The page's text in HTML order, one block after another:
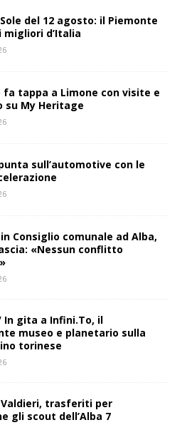
Sole del 12 agosto: il Piemonte
d’Italia
fa tappa a Limone con visite e
su My Heritage
sull’automotive con le
Consiglio comunale ad Alba,
«Nessun conflitto
/ In gita a Infini.To, il
museo e planetario sulla
torinese
Valdieri, trasferiti per
gli scout dell’Alba 7